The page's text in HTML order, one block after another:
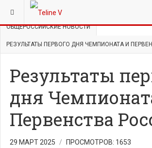
ВЫ ЗДЕСЬ: ГЛАВНАЯ
ОБЩЕРОССИЙСКИЕ НОВОСТИ
РЕЗУЛЬТАТЫ ПЕРВОГО ДНЯ ЧЕМПИОНАТА И
Результаты
дня
Первенства
29 МАРТ 2025 ПРОСМОТРОВ: 1653